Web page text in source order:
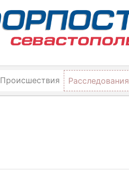
Происшествия Расследования